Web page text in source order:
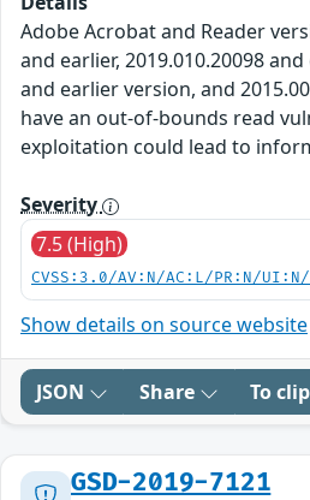
Adobe Acrobat and Reader
and earlier, 2019.010.20098
and earlier version, and
have an out-of-bounds read
exploitation could lead to
Severity
7.5 (High)
CVSS:3.0/AV:N/AC:L/PR:N/
Show details on source website
JSON Share To
GSD-2019-7121